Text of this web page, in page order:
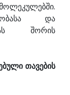
და
შორის
თავების